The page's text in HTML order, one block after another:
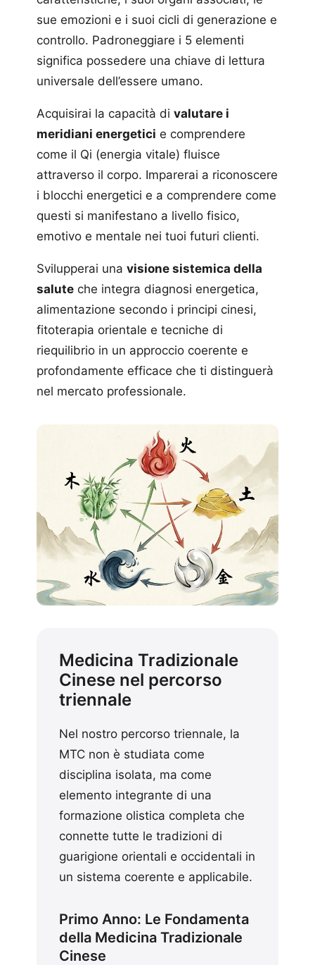
sue emozioni e i suoi cicli di generazione e
controllo. Padroneggiare i 5 elementi
significa possedere una chiave di lettura
universale dell’essere umano.
Acquisirai la capacità di valutare i
meridiani energetici e comprendere
come il Qi (energia vitale) fluisce
attraverso il corpo. Imparerai a riconoscere
i blocchi energetici e a comprendere come
questi si manifestano a livello fisico,
emotivo e mentale nei tuoi futuri clienti.
Svilupperai una visione sistemica della
salute che integra diagnosi energetica,
alimentazione secondo i principi cinesi,
fitoterapia orientale e tecniche di
riequilibrio in un approccio coerente e
profondamente efficace che ti distinguerà
nel mercato professionale.
Medicina Tradizionale
Cinese nel percorso
triennale
Nel nostro percorso triennale, la
MTC non è studiata come
disciplina isolata, ma come
elemento integrante di una
formazione olistica completa che
connette tutte le tradizioni di
guarigione orientali e occidentali in
un sistema coerente e applicabile.
Primo Anno: Le Fondamenta
della Medicina Tradizionale
Cinese